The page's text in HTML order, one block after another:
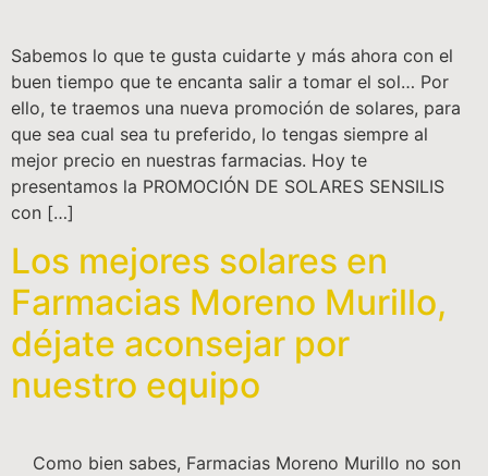
Sabemos lo que te gusta cuidarte y más ahora con el
buen tiempo que te encanta salir a tomar el sol… Por
ello, te traemos una nueva promoción de solares, para
que sea cual sea tu preferido, lo tengas siempre al
mejor precio en nuestras farmacias. Hoy te
presentamos la PROMOCIÓN DE SOLARES SENSILIS
con […]
Los mejores solares en
Farmacias Moreno Murillo,
déjate aconsejar por
nuestro equipo
Como bien sabes, Farmacias Moreno Murillo no son